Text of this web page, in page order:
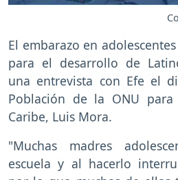
El embarazo en
para el desarrollo de
una entrevista con Efe el
Población de la ONU
Caribe, Luis Mora.
"Muchas madres
escuela y al hacerlo